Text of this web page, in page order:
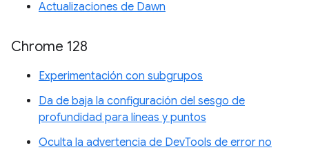
Actualizaciones de Dawn
Chrome 128
Experimentación con subgrupos
Da de baja la configuración del sesgo de
profundidad para líneas y puntos
Oculta la advertencia de DevTools de error no